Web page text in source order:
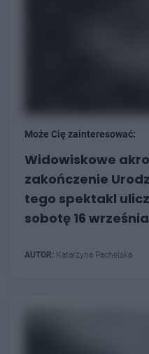
Może Cię zainteresować:
Widowiskowe
zakończenie
tego spektakl
sobotę 16
AUTOR: Katarzyna Pachelska